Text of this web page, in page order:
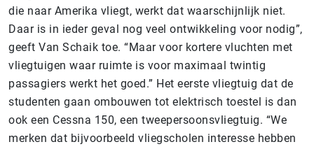
die naar Amerika vliegt, werkt dat waarschijnlijk niet.
Daar is in ieder geval nog veel ontwikkeling voor nodig”,
geeft Van Schaik toe. “Maar voor kortere vluchten met
vliegtuigen waar ruimte is voor maximaal twintig
passagiers werkt het goed.” Het eerste vliegtuig dat de
studenten gaan ombouwen tot elektrisch toestel is dan
ook een Cessna 150, een tweepersoonsvliegtuig. “We
merken dat bijvoorbeeld vliegscholen interesse hebben